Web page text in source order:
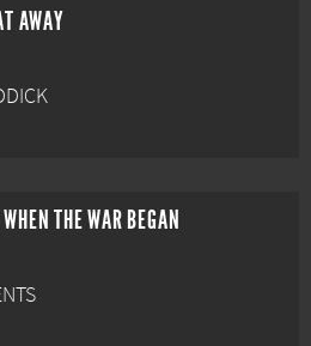
AWAY
THE WAR BEGAN